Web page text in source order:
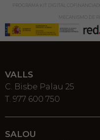
PROGRAMA KIT DIGITAL
MECANISMO DE
VALLS
C. Bisbe Palau 25
T. 977 600 750
SALOU